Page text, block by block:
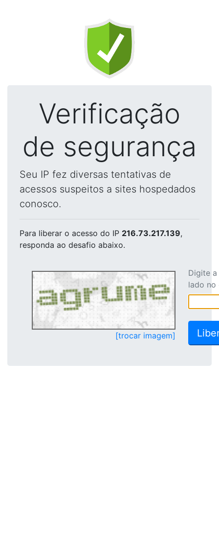
Verificação
de segurança
Seu IP fez diversas tentativas de
acessos suspeitos a sites hospedados
conosco.
Para liberar o acesso do IP 216.73.217.139,
responda ao desafio abaixo.
[trocar imagem]
Digite
lado no